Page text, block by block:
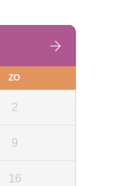
ZO
2
9
16